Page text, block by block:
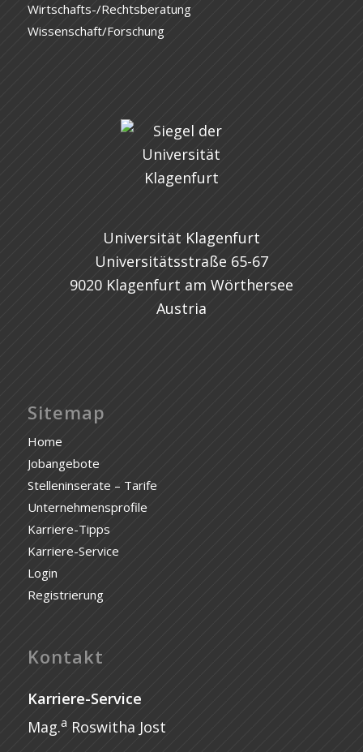
Wirtschafts-/Rechtsberatung
Wissenschaft/Forschung
Universität Klagenfurt
Universitätsstraße 65-67
9020 Klagenfurt am Wörthersee
Austria
Sitemap
Home
Jobangebote
Stelleninserate – Tarife
Unternehmensprofile
Karriere-Tipps
Karriere-Service
Login
Registrierung
Kontakt
Karriere-Service
Mag.a Roswitha Jost